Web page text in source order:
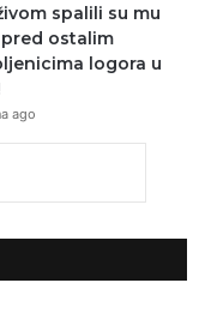
spalili su mu
ostalim
logora u
ago